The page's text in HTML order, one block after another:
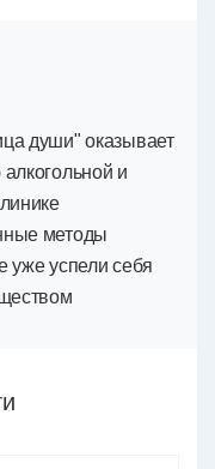
души" оказывает
и
методы
уже успели себя